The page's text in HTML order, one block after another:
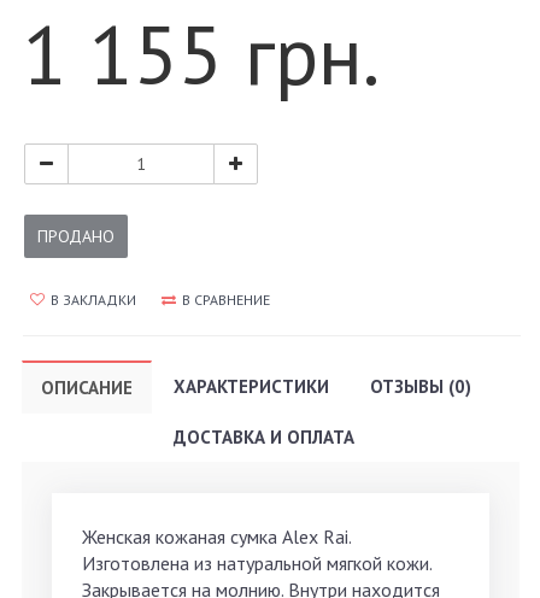
1 155 грн.
ПРОДАНО
В ЗАКЛАДКИ В СРАВНЕНИЕ
ОПИСАНИЕ ХАРАКТЕРИСТИКИ ОТЗЫВЫ (0)
ДОСТАВКА И ОПЛАТА
Женская кожаная сумка Alex Rai.
Изготовлена из натуральной мягкой кожи.
Закрывается на молнию. Внутри находится